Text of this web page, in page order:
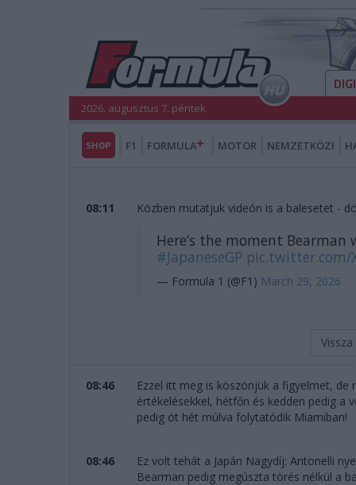
2026. augusztus 7. péntek
SHOP F1 FORMULA MOTOR NEMZETKÖZI
08:11 Közben mutatjuk videón is a balesetet -
Here’s the moment
#JapaneseGP pic.twitter.com/
— Formula 1 (@F1) March 29, 2026
08:46
Ezzel itt meg is köszönjük a figyelmet,
értékelésekkel, hétfőn és kedden pedig a
pedig öt hét múlva folytatódik Miamiban!
08:46
Ez volt tehát a Japán Nagydíj: Antonelli
Bearman pedig megúszta törés nélkül a